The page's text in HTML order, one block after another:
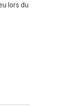
lors du